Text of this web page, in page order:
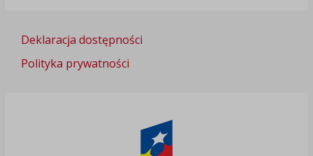
Deklaracja dostępności
Polityka prywatności